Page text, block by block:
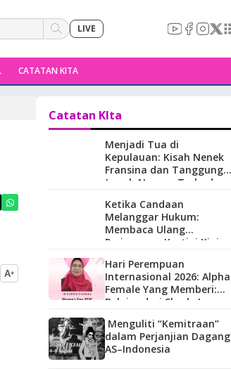
LIVE
CATATAN KITA
A+
Catatan KIta
Menjadi Tua di
Kepulauan: Kisah Nenek
Fransina dan Tanggung
Jawab Negara Terhadap
Maluku.
Ketika Candaan
Melanggar Hukum:
Membaca Ulang
Perjuangan Kartini Kini
Hari Perempuan
Internasional 2026: Alpha
Female Yang Memberi:
Belajar dari Sherly Laos
Menguliti “Kemitraan”
dalam Perjanjian Dagang
AS–Indonesia